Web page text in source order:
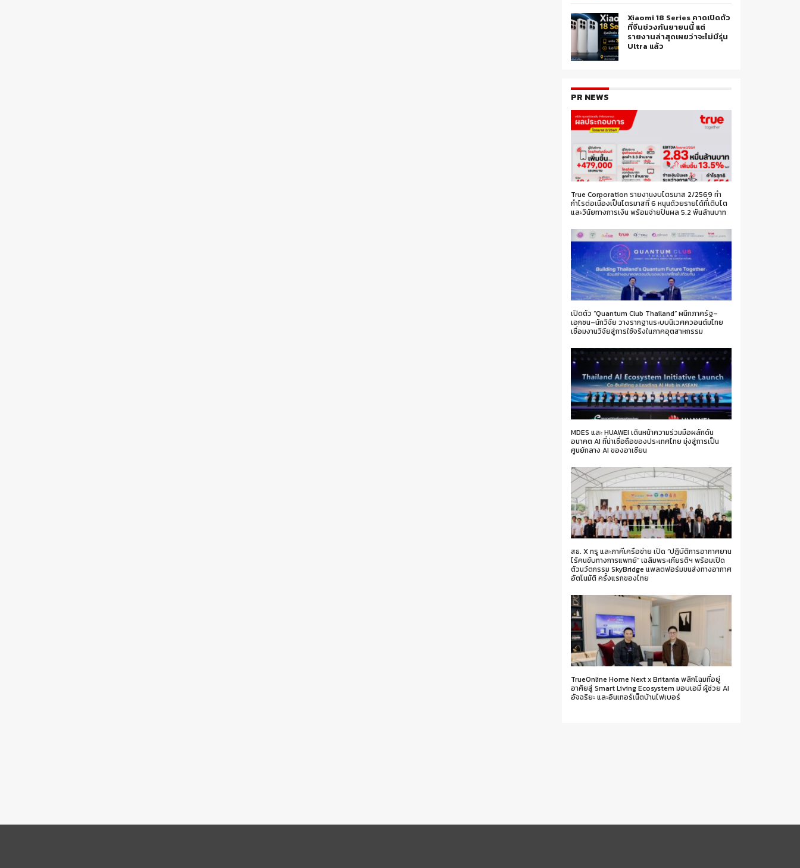
Xiaomi 18 Series คาดเปิดตัว
ที่จีนช่วงกันยายนนี้ แต่
รายงานล่าสุดเผยว่าจะไม่มีรุ่น
Ultra แล้ว
PR NEWS
True Corporation รายงานงบไตรมาส 2/2569 ทำ
กำไรต่อเนื่องเป็นไตรมาสที่ 6 หนุนด้วยรายได้ที่เติบโต
และวินัยทางการเงิน พร้อมจ่ายปันผล 5.2 พันล้านบาท
เปิดตัว “Quantum Club Thailand” ผนึกภาครัฐ–
เอกชน–นักวิจัย วางรากฐานระบบนิเวศควอนตัมไทย
เชื่อมงานวิจัยสู่การใช้จริงในภาคอุตสาหกรรม
MDES และ HUAWEI เดินหน้าความร่วมมือผลักดัน
อนาคต AI ที่น่าเชื่อถือของประเทศไทย มุ่งสู่การเป็น
ศูนย์กลาง AI ของอาเซียน
สธ. X ทรู และภาคีเครือข่าย เปิด “ปฏิบัติการอากาศยาน
ไร้คนขับทางการแพทย์” เฉลิมพระเกียรติฯ พร้อมเปิด
ตัวนวัตกรรม SkyBridge แพลตฟอร์มขนส่งทางอากาศ
อัตโนมัติ ครั้งแรกของไทย
TrueOnline Home Next x Britania พลิกโฉมที่อยู่
อาศัยสู่ Smart Living Ecosystem มอบเอมี่ ผู้ช่วย AI
อัจฉริยะ และอินเทอร์เน็ตบ้านไฟเบอร์